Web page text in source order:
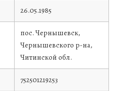
26.05.1985
пос. Чернышевск,
Чернышевского р-на,
Читинской обл.
752501219253